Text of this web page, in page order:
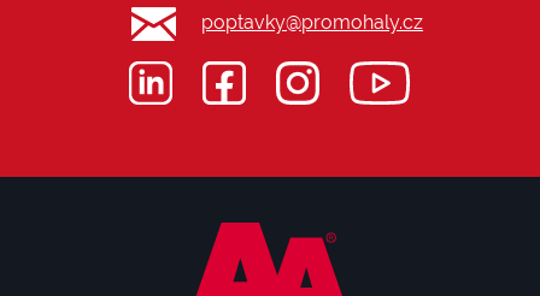
poptavky@promohaly.cz